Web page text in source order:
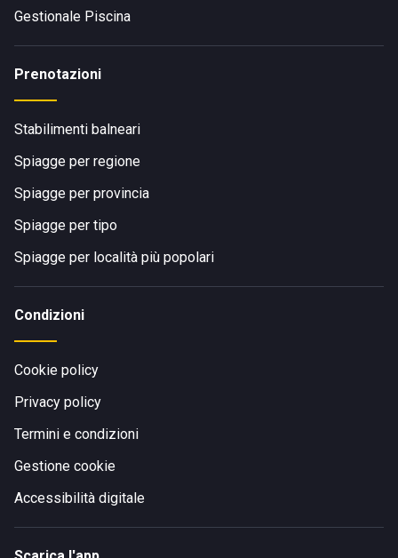
Gestionale Piscina
Prenotazioni
Stabilimenti balneari
Spiagge per regione
Spiagge per provincia
Spiagge per tipo
Spiagge per località più popolari
Condizioni
Cookie policy
Privacy policy
Termini e condizioni
Gestione cookie
Accessibilità digitale